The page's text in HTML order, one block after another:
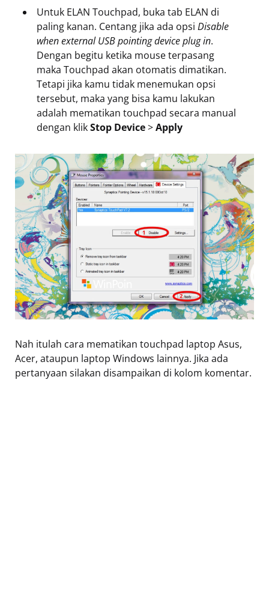
Untuk ELAN Touchpad, buka tab ELAN di
paling kanan. Centang jika ada opsi Disable
when external USB pointing device plug in.
Dengan begitu ketika mouse terpasang
maka Touchpad akan otomatis dimatikan.
Tetapi jika kamu tidak menemukan opsi
tersebut, maka yang bisa kamu lakukan
adalah mematikan touchpad secara manual
dengan klikStop Device>Apply
Nah itulah cara mematikan touchpad laptop Asus,
Acer, ataupun laptop Windows lainnya. Jika ada
pertanyaan silakan disampaikan di kolom komentar.